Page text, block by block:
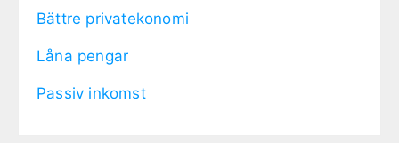
Bättre privatekonomi
Låna pengar
Passiv inkomst